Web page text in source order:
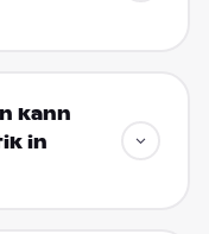
kann
in